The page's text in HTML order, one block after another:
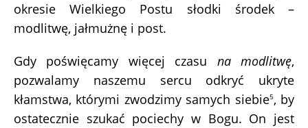
okresie Wielkiego Postu słodki środek –
modlitwę, jałmużnę i post.
Gdy poświęcamy więcej czasu na modlitwę,
pozwalamy naszemu sercu odkryć ukryte
kłamstwa, którymi zwodzimy samych siebie5, by
ostatecznie szukać pociechy w Bogu. On jest